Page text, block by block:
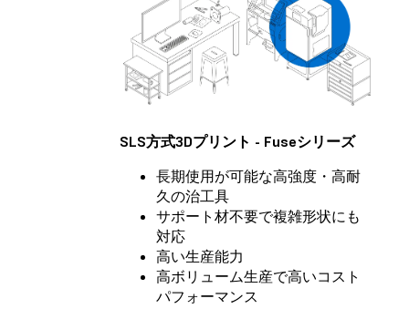
SLS方式3Dプリント - Fuseシリーズ
長期使用が可能な高強度・高耐
久の治工具
サポート材不要で複雑形状にも
対応
高い生産能力
高ボリューム生産で高いコスト
パフォーマンス